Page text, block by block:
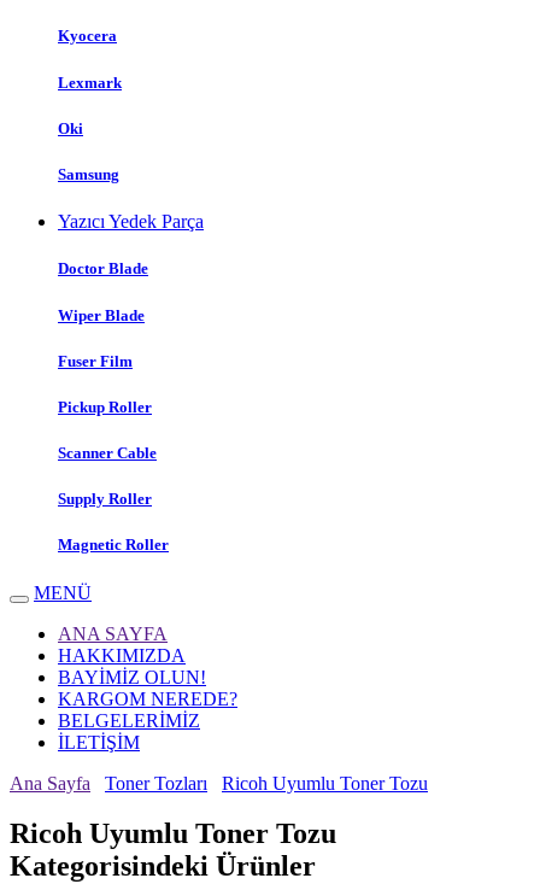
Kyocera
Lexmark
Oki
Samsung
Yazıcı Yedek Parça
Doctor Blade
Wiper Blade
Fuser Film
Pickup Roller
Scanner Cable
Supply Roller
Magnetic Roller
MENÜ
ANA SAYFA
HAKKIMIZDA
BAYİMİZ OLUN!
KARGOM NEREDE?
BELGELERİMİZ
İLETİŞİM
Ana Sayfa
Toner Tozları Ricoh Uyumlu Toner Tozu
Ricoh Uyumlu Toner Tozu
Kategorisindeki Ürünler